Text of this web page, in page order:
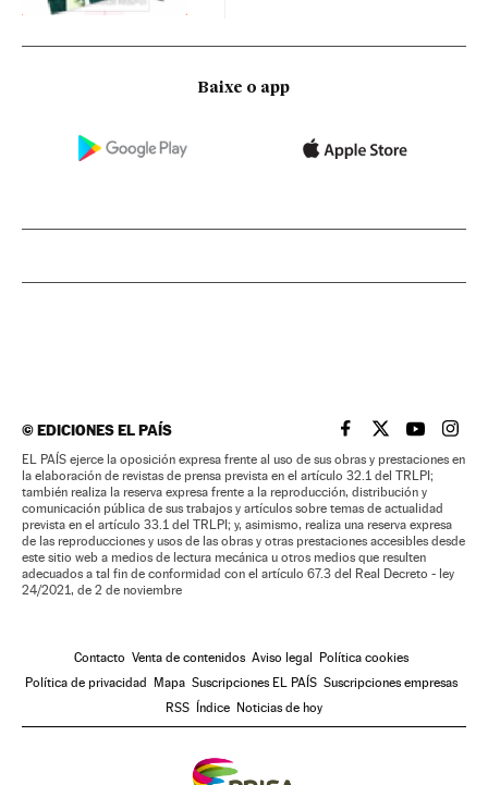
Baixe o app
©EDICIONES EL PAÍS EL PAÍS BRASIL EN
EL PAÍSEL PAÍS
EL
EL PAÍS ejerce la oposición expresa frente al uso de sus obras y prestaciones en
la elaboración de revistas de prensa prevista en el artículo 32.1 del TRLPI;
también realiza la reserva expresa frente a la reproducción, distribución y
comunicación pública de sus trabajos y artículos sobre temas de actualidad
prevista en el artículo 33.1 del TRLPI; y, asimismo, realiza una reserva expresa
de las reproducciones y usos de las obras y otras prestaciones accesibles desde
este sitio web a medios de lectura mecánica u otros medios que resulten
adecuados a tal fin de conformidad con el artículo 67.3 del Real Decreto - ley
24/2021, de 2 de noviembre
Contacto Venta de contenidos Aviso legal Política cookies
Política de privacidad Mapa Suscripciones EL PAÍS Suscripciones empresas
RSS Índice Noticias de hoy